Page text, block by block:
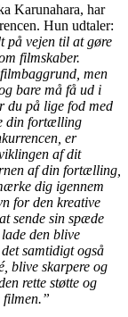
Karunahara, har
Hun udtaler:
på vejen til at gøre
filmskaber.
men
bare må få ud i
du på lige fod med
din fortælling
er
af dit
af din fortælling,
dig igennem
for den kreative
sende sin spæde
den blive
samtidigt også
blive skarpere og
rette støtte og
filmen.”